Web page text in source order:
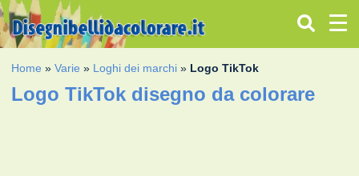
Home »Varie » Loghi dei marchi » Logo TikTok
Logo TikTok disegno da colorare